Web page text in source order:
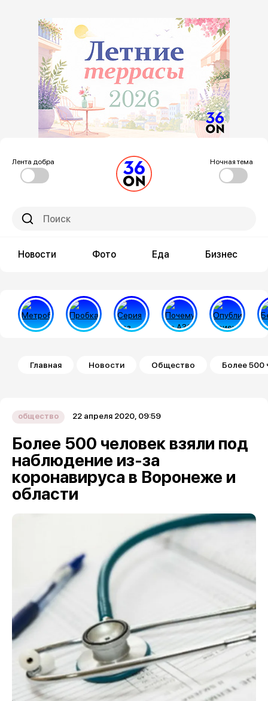
Лента добра Ночная тема
Новости Фото Еда Бизнес
Строка навигации
Главная Новости Общество Более 500
общество 22 апреля 2020, 09:59
Более 500 человек взяли под
наблюдение из-за
коронавируса в Воронеже и
области